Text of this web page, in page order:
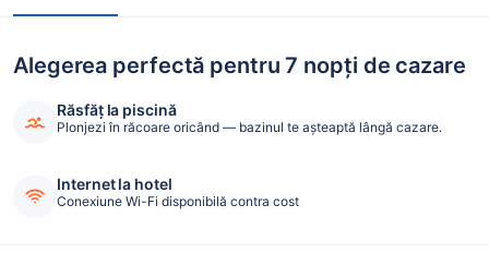
Alegerea perfectă pentru 7 nopți de cazare
Răsfăț la piscină
Plonjezi în răcoare oricând — bazinul te așteaptă lângă cazare.
Internet la hotel
Conexiune Wi-Fi disponibilă contra cost